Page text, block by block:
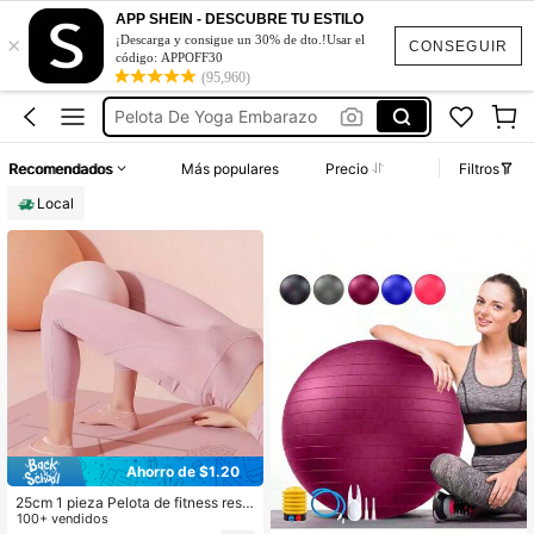
CONSEGUIR
×
APP SHEIN - DESCUBRE TU ESTILO
¡Descarga y consigue un 30% de dto.!Usar el
código: APPOFF30
(95,960)
Pelota Pilates
Pelota De Embarazada
Pelota De Yoga
Pelota De Yoga Embarazo
Pelota De Embarazada
Recomendados Más populares Precio
Filtros
Local
Ahorro de $1.20
25cm 1 pieza Pelota de fitness resis
tente, Pelota de yoga mini, Adecua
100+ vendidos